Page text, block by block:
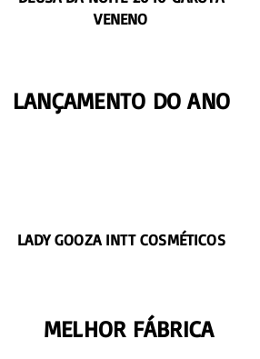
VENENO
LANÇAMENTO DO ANO
LADY GOOZA INTT COSMÉTICOS
MELHOR FÁBRICA